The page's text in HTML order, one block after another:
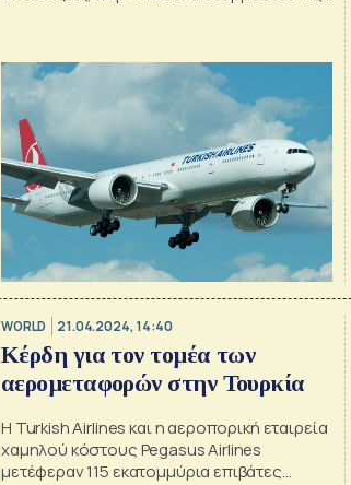
WORLD 21.04.2024, 14:40
Κέρδη για τον τομέα των
αερομεταφορών στην Τουρκία
Η Turkish Airlines και η αεροπορική εταιρεία
χαμηλού κόστους Pegasus Airlines
μετέφεραν 115 εκατομμύρια επιβάτες